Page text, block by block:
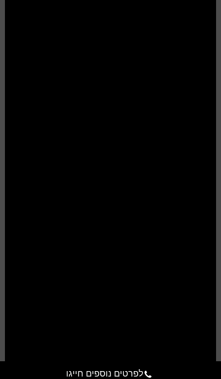
לפרטים נוספים חייגו